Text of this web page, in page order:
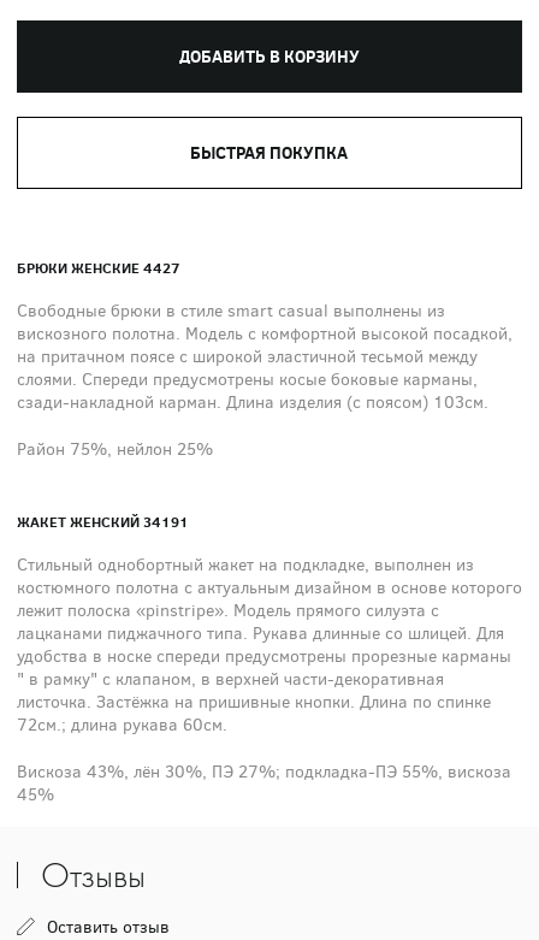
ДОБАВИТЬ В КОРЗИНУ
БЫСТРАЯ ПОКУПКА
БРЮКИ ЖЕНСКИЕ 4427
Свободные брюки в стиле smart casual выполнены из
вискозного полотна. Модель с комфортной высокой посадкой,
на притачном поясе с широкой эластичной тесьмой между
слоями. Спереди предусмотрены косые боковые карманы,
сзади-накладной карман. Длина изделия (с поясом) 103см.
Район 75%, нейлон 25%
ЖАКЕТ ЖЕНСКИЙ 34191
Стильный однобортный жакет на подкладке, выполнен из
костюмного полотна с актуальным дизайном в основе которого
лежит полоска «pinstripe». Модель прямого силуэта с
лацканами пиджачного типа. Рукава длинные со шлицей. Для
удобства в носке спереди предусмотрены прорезные карманы
" в рамку" с клапаном, в верхней части-декоративная
листочка. Застёжка на пришивные кнопки. Длина по спинке
72см.; длина рукава 60см.
Вискоза 43%, лён 30%, ПЭ 27%; подкладка-ПЭ 55%, вискоза
45%
Отзывы
Оставить отзыв